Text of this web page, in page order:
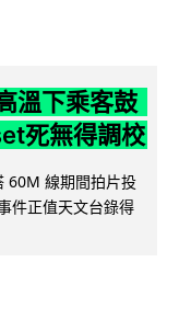
溫下乘客鼓
死無得調校
60M 線期間拍片投
件正值天文台錄得